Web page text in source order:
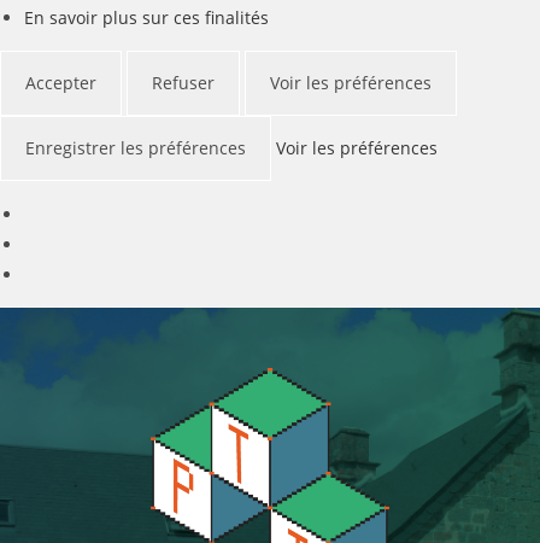
En savoir plus sur ces finalités
Accepter Refuser Voir les préférences
Enregistrer les préférences Voir les préférences